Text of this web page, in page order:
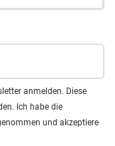
anmelden. Diese
Ich habe die
und akzeptiere